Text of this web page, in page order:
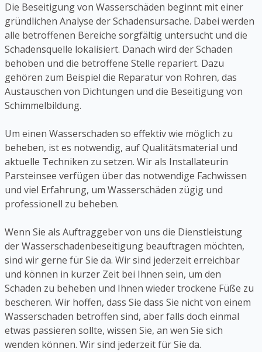
Die Beseitigung von Wasserschäden beginnt mit einer
gründlichen Analyse der Schadensursache. Dabei werden
alle betroffenen Bereiche sorgfältig untersucht und die
Schadensquelle lokalisiert. Danach wird der Schaden
behoben und die betroffene Stelle repariert. Dazu
gehören zum Beispiel die Reparatur von Rohren, das
Austauschen von Dichtungen und die Beseitigung von
Schimmelbildung.
Um einen Wasserschaden so effektiv wie möglich zu
beheben, ist es notwendig, auf Qualitätsmaterial und
aktuelle Techniken zu setzen. Wir als Installateurin
Parsteinsee verfügen über das notwendige Fachwissen
und viel Erfahrung, um Wasserschäden zügig und
professionell zu beheben.
Wenn Sie als Auftraggeber von uns die Dienstleistung
der Wasserschadenbeseitigung beauftragen möchten,
sind wir gerne für Sie da. Wir sind jederzeit erreichbar
und können in kurzer Zeit bei Ihnen sein, um den
Schaden zu beheben und Ihnen wieder trockene Füße zu
bescheren. Wir hoffen, dass Sie dass Sie nicht von einem
Wasserschaden betroffen sind, aber falls doch einmal
etwas passieren sollte, wissen Sie, an wen Sie sich
wenden können. Wir sind jederzeit für Sie da.